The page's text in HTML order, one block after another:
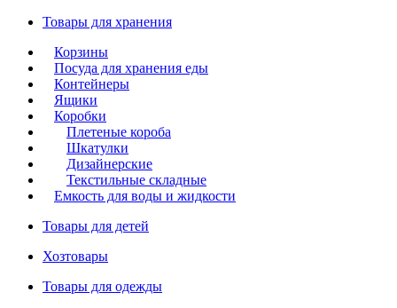
Товары для хранения
Корзины
Посуда для хранения еды
Контейнеры
Ящики
Коробки
Плетеные короба
Шкатулки
Дизайнерские
Текстильные складные
Емкость для воды и жидкости
Товары для детей
Хозтовары
Товары для одежды